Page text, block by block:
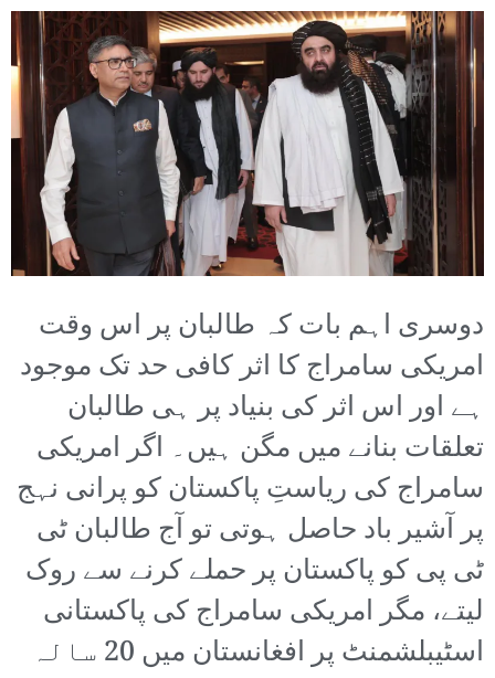
دوسری اہم بات کہ طالبان پر اس وقت
امریکی سامراج کا اثر کافی حد تک موجود
ہے اور اس اثر کی بنیاد پر ہی طالبان
تعلقات بنانے میں مگن ہیں۔ اگر امریکی
سامراج کی ریاستِ پاکستان کو پرانی نہج
پر آشیر باد حاصل ہوتی تو آج طالبان ٹی
ٹی پی کو پاکستان پر حملے کرنے سے روک
لیتے، مگر امریکی سامراج کی پاکستانی
اسٹیبلشمنٹ پر افغانستان میں 20 سالہ